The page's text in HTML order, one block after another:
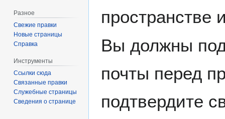
пространстве
Вы должны
почты перед
подтвердите
Разное
Свежие правки
Новые страницы
Справка
Инструменты
Ссылки сюда
Связанные правки
Служебные страницы
Сведения о странице